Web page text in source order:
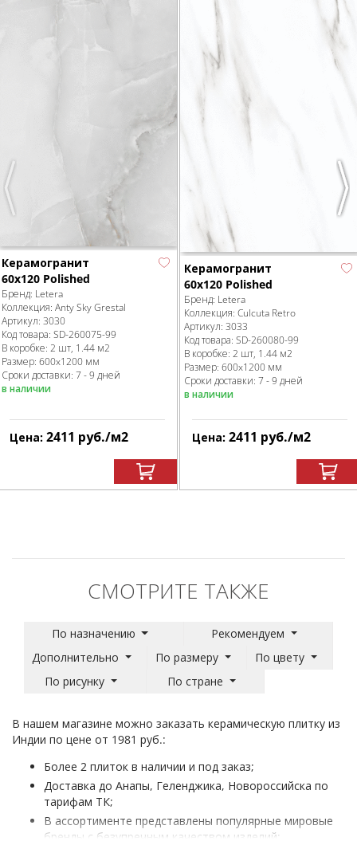
Previous
Керамогранит
60x120 Polished
Бренд: Letera
Коллекция: Anty Sky Grestal
Артикул: 3030
Код товара: SD-260075-99
В коробке: 2 шт, 1.44 м2
Размер: 600x1200 мм
Сроки доставки: 7 - 9 дней
в наличии
Цена: 2411 руб./м2
Керамогранит
60x120 Polished
Бренд: Letera
Коллекция: Culcuta Retro
Артикул: 3033
Код товара: SD-260080-99
В коробке: 2 шт, 1.44 м2
Размер: 600x1200 мм
Сроки доставки: 7 - 9 дней
в наличии
Цена: 2411 руб./м2
СМОТРИТЕ ТАКЖЕ
По назначению
Рекомендуем
Дополнительно
По размеру
По цвету
По рисунку
По стране
В нашем магазине можно заказать керамическую плитку из
Индии по цене от 1981 руб.:
Более 2 плиток в наличии и под заказ;
Доставка до Анапы, Геленджика, Новороссийска по
тарифам ТК;
В ассортименте представлены популярные мировые
бренды с безупречным качеством изделий;